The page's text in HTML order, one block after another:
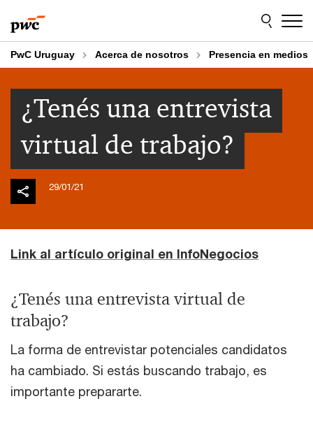
to
content
to
footer
PwC Uruguay Acerca de nosotros Presencia en medios
¿Tenés una entrevista
virtual de trabajo?
29/01/21
Link al artículo original en InfoNegocios
¿Tenés una entrevista virtual de
trabajo?
La forma de entrevistar potenciales candidatos
ha cambiado. Si estás buscando trabajo, es
importante prepararte.